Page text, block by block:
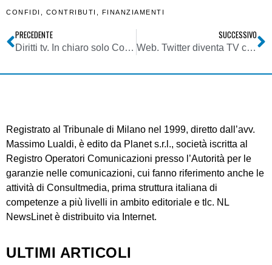
CONFIDI CONTRIBUTI FINANZIAMENTI
PRECEDENTE
Diritti tv. In chiaro solo Coppa, tre pacchetti pay per il Campionato
SUCCESSIVO
Web. Twitter diventa TV con 16 canali di streaming full time
Registrato al Tribunale di Milano nel 1999, diretto dall’avv.
Massimo Lualdi, è edito da Planet s.r.l., società iscritta al
Registro Operatori Comunicazioni presso l’Autorità per le
garanzie nelle comunicazioni, cui fanno riferimento anche le
attività di Consultmedia, prima struttura italiana di
competenze a più livelli in ambito editoriale e tlc. NL
NewsLinet è distribuito via Internet.
ULTIMI ARTICOLI